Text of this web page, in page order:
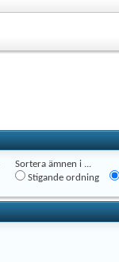
Sortera ämnen i ...
Stigande ordning